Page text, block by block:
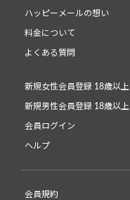
ハッピーメールの想い
料金について
よくある質問
新規女性会員登録 18歳以上
新規男性会員登録 18歳以上
会員ログイン
ヘルプ
会員規約